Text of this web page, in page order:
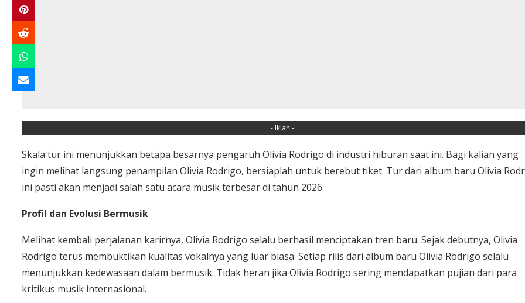
- Iklan -
Skala tur ini menunjukkan betapa besarnya pengaruh Olivia Rodrigo di industri hiburan saat ini. Bagi kalian yang
ingin melihat langsung penampilan Olivia Rodrigo, bersiaplah untuk berebut tiket. Tur dari album baru Olivia
ini pasti akan menjadi salah satu acara musik terbesar di tahun 2026.
Profil dan Evolusi Bermusik
Melihat kembali perjalanan karirnya, Olivia Rodrigo selalu berhasil menciptakan tren baru. Sejak debutnya, Olivia
Rodrigo terus membuktikan kualitas vokalnya yang luar biasa. Setiap rilis dari album baru Olivia Rodrigo selalu
menunjukkan kedewasaan dalam bermusik. Tidak heran jika Olivia Rodrigo sering mendapatkan pujian dari para
kritikus musik internasional.